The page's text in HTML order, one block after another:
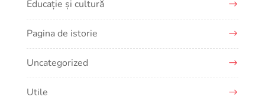
Educație și cultură
Pagina de istorie
Uncategorized
Utile